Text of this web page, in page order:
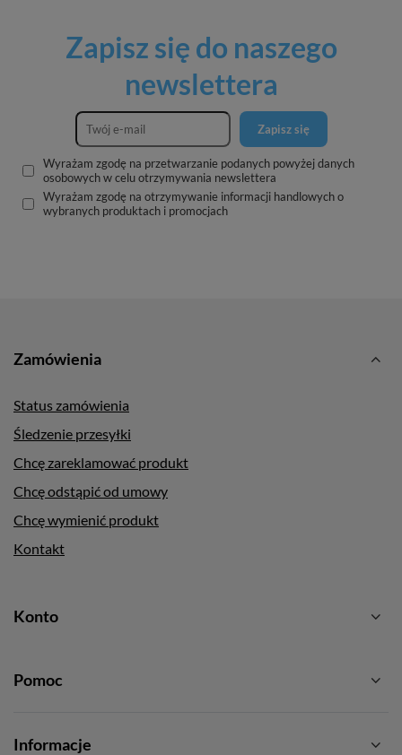
Zapisz się do naszego
newslettera
Zapisz się
Wyrażam zgodę na przetwarzanie podanych powyżej danych
osobowych w celu otrzymywania newslettera
Wyrażam zgodę na otrzymywanie informacji handlowych o
wybranych produktach i promocjach
Zamówienia
Status zamówienia
Śledzenie przesyłki
Chcę zareklamować produkt
Chcę odstąpić od umowy
Chcę wymienić produkt
Kontakt
Konto
Pomoc
Informacje